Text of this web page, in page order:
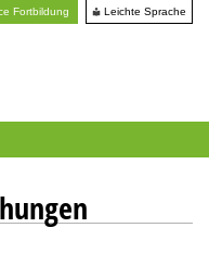
Fortbildung Leichte Sprache